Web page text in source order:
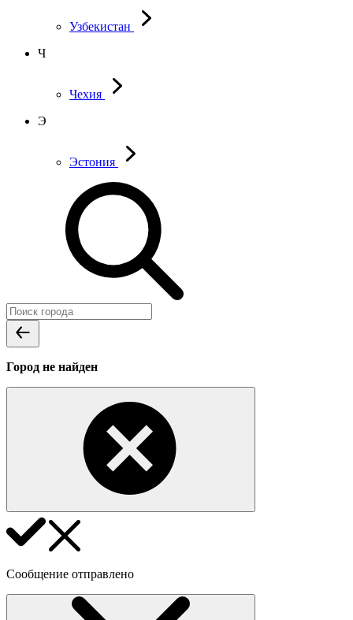
Узбекистан
Ч
Чехия
Э
Эстония
Город не найден
Сообщение отправлено